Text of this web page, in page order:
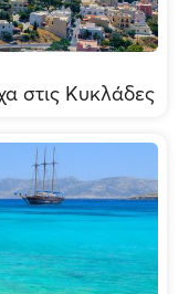
στις Κυκλάδες